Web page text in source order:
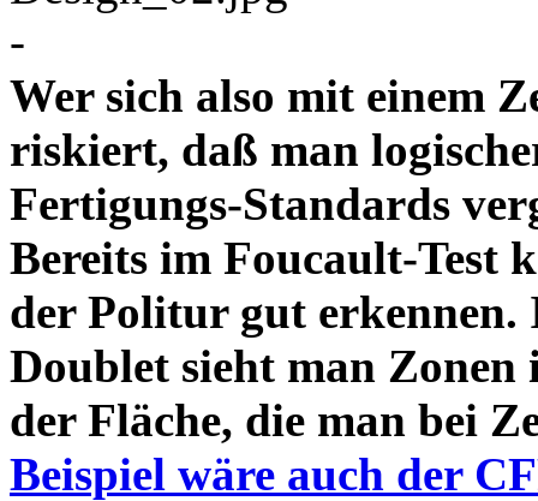
-
Wer sich also mit einem
riskiert, daß man
Fertigungs-Standards
Bereits im Foucault-Test
der Politur gut
Doublet sieht man Zonen
der Fläche, die man bei
Beispiel wäre auch der